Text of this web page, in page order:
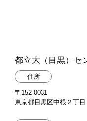
都立大（目黒）セ
住所
〒152-0031
東京都目黒区中根２丁